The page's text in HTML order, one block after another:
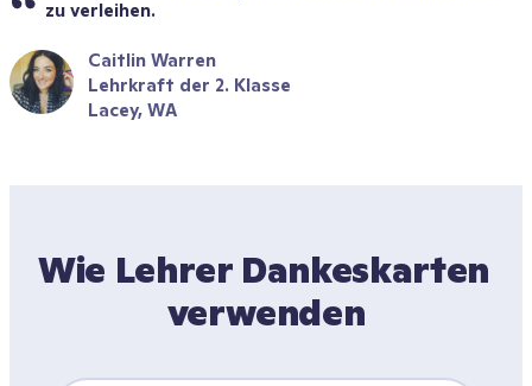
zu verleihen.
Caitlin Warren
Lehrkraft der 2. Klasse
Lacey, WA
Wie Lehrer Dankeskarten
verwenden